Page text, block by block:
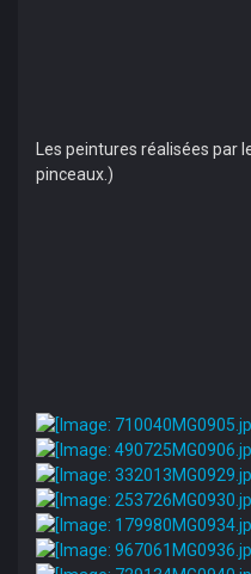
Les peintures réalisées par
pinceaux.)